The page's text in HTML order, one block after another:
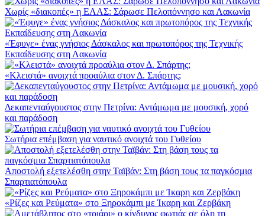
Χωρίς «διακοπές» η ΕΛΑΣ: Σάρωσε Πελοπόννησο και Λακωνία
«Έφυγε» ένας γνήσιος Δάσκαλος και πρωτοπόρος της Τεχνικής
Εκπαίδευσης στη Λακωνία
«Κλειστά» ανοιχτά προαύλια στον Δ. Σπάρτης;
Δεκαπενταύγουστος στην Πετρίνα: Αντάμωμα με μουσική, χορό
και παράδοση
Σωτήρια επέμβαση για ναυτικό ανοιχτά του Γυθείου
Αποστολή εξετελέσθη στην Ταϊβάν: Στη βάση τους τα παγκόσμια
Σπαρτιατόπουλα
«Ρίζες και Ρεύματα» στο Ξηροκάμπι με Ίκαρη και Ζερβάκη